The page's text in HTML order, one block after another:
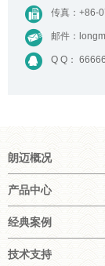
传真：+86-
邮件：
Q Q：
朗迈概况
产品中心
经典案例
技术支持